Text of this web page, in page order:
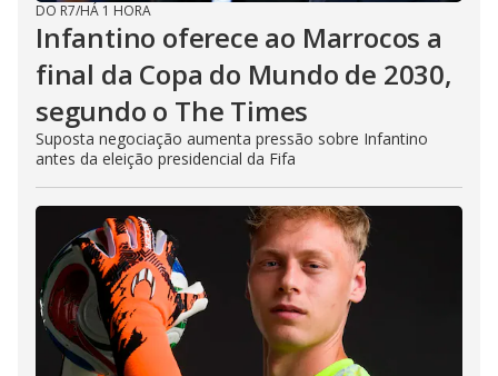
DO R7/HÁ 1 HORA
Infantino oferece ao Marrocos a
final da Copa do Mundo de 2030,
segundo o The Times
Suposta negociação aumenta pressão sobre Infantino
antes da eleição presidencial da Fifa